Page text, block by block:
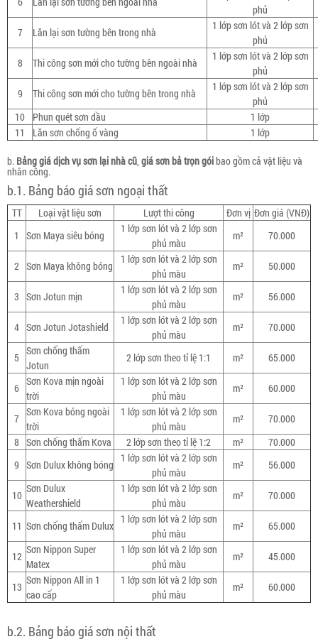
phủ
7
Lăn lại sơn tường bên trong nhà
1 lớp sơn lót và 2 lớp sơn
phủ
8
Thi công sơn mới cho tường bên ngoài nhà
1 lớp sơn lót và 2 lớp sơn
phủ
9
Thi công sơn mới cho tường bên trong nhà
1 lớp sơn lót và 2 lớp sơn
phủ
10
Phun quét sơn dầu
1 lớp
11
Lăn sơn chống ố vàng 1 lớp
b. Bảng giá dịch vụ sơn lại nhà cũ, giá sơn bả trọn góibao gồm cả vật liệu và
nhân công.
b.1. Bảng báo giá sơn ngoại thất
TT Loại vật liệu sơn Lượt thi công Đơn vị Đơn giá (VNĐ)
1
Sơn Maya siêu bóng
1 lớp sơn lót và 2 lớp sơn
phủ màu
m² 70.000
2 Sơn Maya không bóng
1 lớp sơn lót và 2 lớp sơn
phủ màu
m² 50.000
3 Sơn Jotun mịn
1 lớp sơn lót và 2 lớp sơn
phủ màu
m² 56.000
4 Sơn Jotun Jotashield
1 lớp sơn lót và 2 lớp sơn
phủ màu
m² 70.000
5
Sơn chống thấm
Jotun
2 lớp sơn theo tỉ lệ 1:1 m² 65.000
6
Sơn Kova mịn ngoài
trời
1 lớp sơn lót và 2 lớp sơn
phủ màu
m² 60.000
7
Sơn Kova bóng ngoài
trời
1 lớp sơn lót và 2 lớp sơn
phủ màu
m²
70.000
8 Sơn chống thấm Kova 2 lớp sơn theo tỉ lệ 1:2 m²
70.000
9 Sơn Dulux không bóng
1 lớp sơn lót và 2 lớp sơn
phủ màu
m² 56.000
10
Sơn Dulux
Weathershield
1 lớp sơn lót và 2 lớp sơn
phủ màu
m² 70.000
11 Sơn chống thấm Dulux
1 lớp sơn lót và 2 lớp sơn
phủ màu
m² 65.000
12
Sơn Nippon Super
Matex
1 lớp sơn lót và 2 lớp sơn
phủ màu
m² 45.000
13
Sơn Nippon All in 1
cao cấp
1 lớp sơn lót và 2 lớp sơn
phủ màu
m² 60.000
b.2. Bảng báo giá sơn nội thất